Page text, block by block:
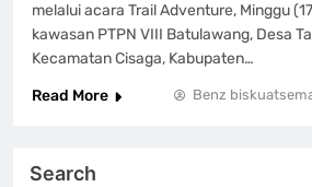
melalui acara Trail Adventure, Minggu
kawasan PTPN VIII Batulawang, Desa
Kecamatan Cisaga, Kabupaten…
Read More
Benz
Search